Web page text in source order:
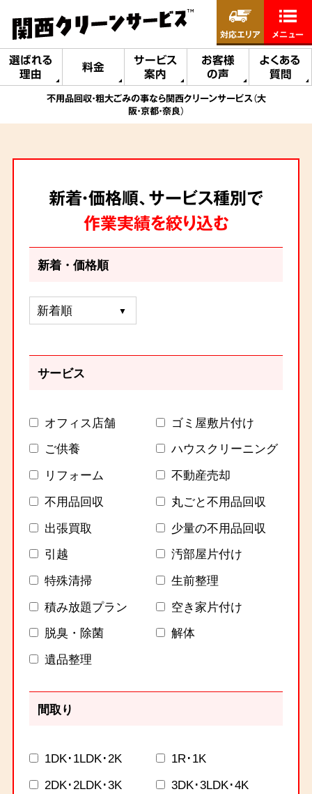
選ばれる
理由
料金
サービス
案内
お客様
の声
よくある
質問
対応エリア メニュー
不用品回収・粗大ごみの事なら関西クリーンサービス（大
阪・京都・奈良）
新着・価格順、サービス種別で
作業実績を絞り込む
新着・価格順
サービス
オフィス店舗
ゴミ屋敷片付け
ご供養
ハウスクリーニング
リフォーム
不動産売却
不用品回収
丸ごと不用品回収
出張買取
少量の不用品回収
引越
汚部屋片付け
特殊清掃
生前整理
積み放題プラン
空き家片付け
脱臭・除菌
解体
遺品整理
間取り
1DK･1LDK･2K
1R･1K
2DK･2LDK･3K
3DK･3LDK･4K